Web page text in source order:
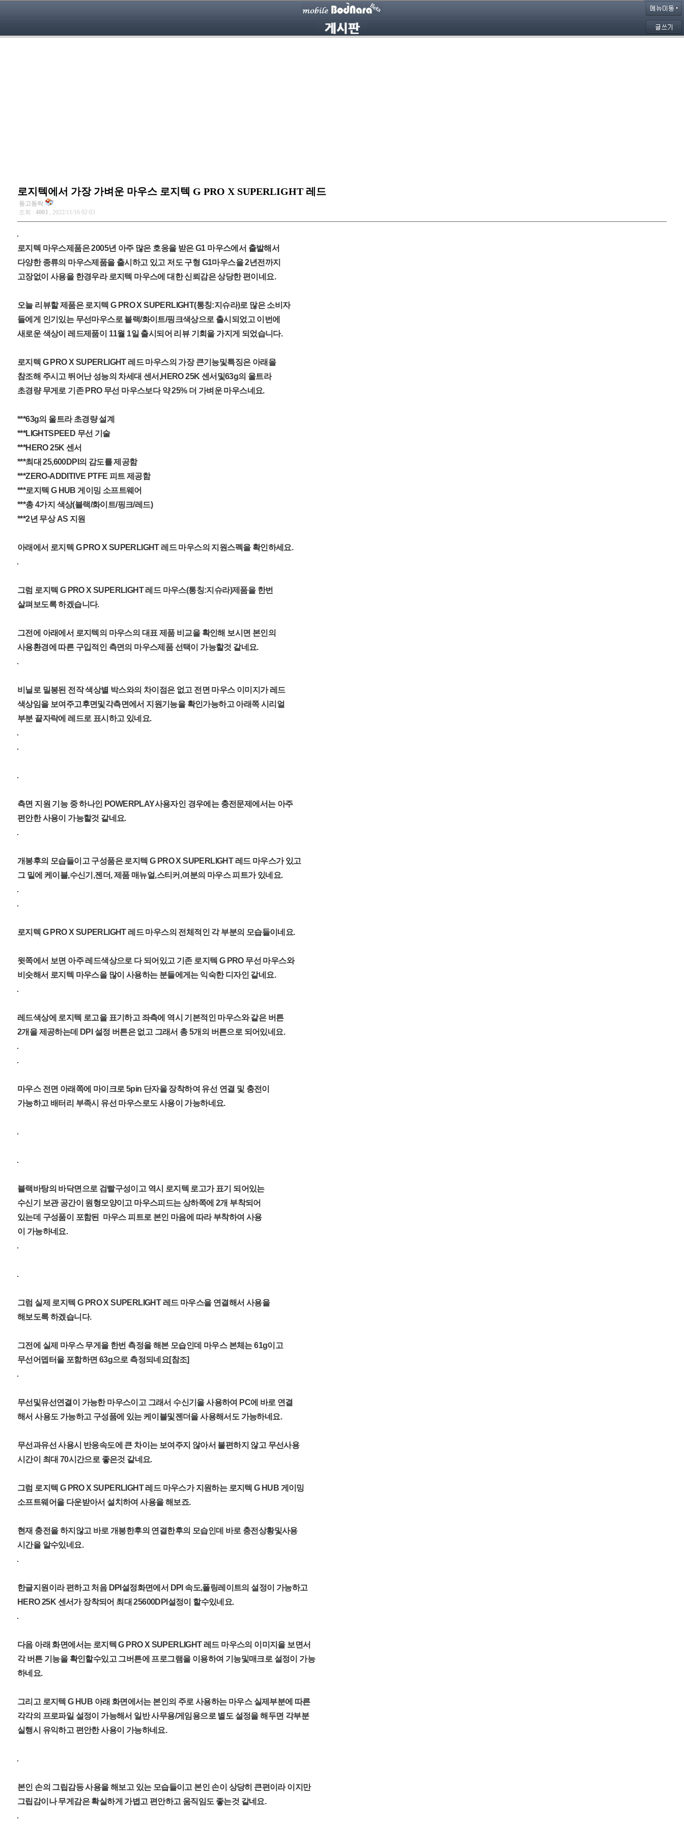
로지텍에서 가장 가벼운 마우스 로지텍 G PRO X SUPERLIGHT 레드
동고동락
조회 : 4003 , 2022/11/16 02:03
로지텍 마우스제품은 2005년 아주 많은 호응을 받은 G1 마우스에서 출발해서
다양한 종류의 마우스제품을 출시하고 있고 저도 구형 G1마우스을 2년전까지
고장없이 사용을 한경우라 로지텍 마우스에 대한 신뢰감은 상당한 편이네요.
오늘 리뷰할 제품은 로지텍 G PRO X SUPERLIGHT(통칭:지슈라)로 많은 소비자
들에게 인기있는 무선마우스로 블랙/화이트/핑크색상으로 출시되었고 이번에
새로운 색상이 레드제품이 11월 1일 출시되어 리뷰 기회을 가지게 되었습니다.
로지텍 G PRO X SUPERLIGHT 레드 마우스의 가장 큰기능및특징은 아래을
참조해 주시고 뛰어난 성능의 차세대 센서,HERO 25K 센서및63g의 울트라
초경량 무게로 기존 PRO 무선 마우스보다 약 25% 더 가벼운 마우스네요.
***63g의 울트라 초경량 설계
***LIGHTSPEED 무선 기술
***HERO 25K 센서
***최대 25,600DPI의 감도를 제공함
***ZERO-ADDITIVE PTFE 피트 제공함
***로지텍 G HUB 게이밍 소프트웨어
***총 4가지 색상(블랙/화이트/핑크/레드)
***2년 무상 AS 지원
아래에서 로지텍 G PRO X SUPERLIGHT 레드 마우스의 지원스펙을 확인하세요.
그럼 로지텍 G PRO X SUPERLIGHT 레드 마우스(통칭:지슈라)제품을 한번
살펴보도록 하겠습니다.
그전에 아래에서 로지텍의 마우스의 대표 제품 비교을 확인해 보시면 본인의
사용환경에 따른 구입적인 측면의 마우스제품 선택이 가능할것 같네요.
비닐로 밀봉된 전작 색상별 박스와의 차이점은 없고 전면 마우스 이미지가 레드
색상임을 보여주고후면및각측면에서 지원기능을 확인가능하고 아래쪽 시리얼
부분 끝자락에 레드로 표시하고 있네요.
측면 지원 기능 중 하나인 POWERPLAY사용자인 경우에는 충전문제에서는 아주
편안한 사용이 가능할것 같네요.
개봉후의 모습들이고 구성품은 로지텍 G PRO X SUPERLIGHT 레드 마우스가 있고
그 밑에 케이블,수신기,젠더, 제품 매뉴얼,스티커,여분의 마우스 피트가 있네요.
로지텍 G PRO X SUPERLIGHT 레드 마우스의 전체적인 각 부분의 모습들이네요.
윗쪽에서 보면 아주 레드색상으로 다 되어있고 기존 로지텍 G PRO 무선 마우스와
비숫해서 로지텍 마우스을 많이 사용하는 분들에게는 익숙한 디자인 같네요.
레드색상에 로지텍 로고을 표기하고 좌측에 역시 기본적인 마우스와 같은 버튼
2개을 제공하는데 DPI 설정 버튼은 없고 그래서 총 5개의 버튼으로 되어있네요.
마우스 전면 아래쪽에 마이크로 5pin 단자을 장착하여 유선 연결 및 충전이
가능하고 배터리 부족시 유선 마우스로도 사용이 가능하네요.
블랙바탕의 바닥면으로 검빨구성이고 역시 로지텍 로고가 표기 되어있는
수신기 보관 공간이 원형모양이고 마우스피드는 상하쪽에 2개 부착되어
있는데 구성품이 포함된 마우스 피트로 본인 마음에 따라 부착하여 사용
이 가능하네요.
그럼 실제 로지텍 G PRO X SUPERLIGHT 레드 마우스을 연결해서 사용을
해보도록 하겠습니다.
그전에 실제 마우스 무게을 한번 측정을 해본 모습인데 마우스 본체는 61g이고
무선어뎁터을 포함하면 63g으로 측정되네요[참조]
무선및유선연결이 가능한 마우스이고 그래서 수신기을 사용하여 PC에 바로 연결
해서 사용도 가능하고 구성품에 있는 케이블및젠더을 사용해서도 가능하네요.
무선과유선 사용시 반응속도에 큰 차이는 보여주지 않아서 불편하지 않고 무선사용
시간이 최대 70시간으로 좋은것 같네요.
그럼 로지텍 G PRO X SUPERLIGHT 레드 마우스가 지원하는 로지텍 G HUB 게이밍
소프트웨어을 다운받아서 설치하여 사용을 해보죠.
현재 충전을 하지않고 바로 개봉한후의 연결한후의 모습인데 바로 충전상황및사용
시간을 알수있네요.
한글지원이라 편하고 처음 DPI설정화면에서 DPI 속도,폴링레이트의 설정이 가능하고
HERO 25K 센서가 장착되어 최대 25600DPI설정이 할수있네요.
다음 아래 화면에서는 로지텍 G PRO X SUPERLIGHT 레드 마우스의 이미지을 보면서
각 버튼 기능을 확인할수있고 그버튼에 프로그램을 이용하여 기능및매크로 설정이 가능
하네요.
그리고 로지텍 G HUB 아래 화면에서는 본인의 주로 사용하는 마우스 실제부분에 따른
각각의 프로파일 설정이 가능해서 일반 사무용/게임용으로 별도 설정을 해두면 각부분
실행시 유익하고 편안한 사용이 가능하네요.
본인 손의 그립감등 사용을 해보고 있는 모습들이고 본인 손이 상당히 큰편이라 이지만
그립감이나 무게감은 확실하게 가볍고 편안하고 움직임도 좋는것 같네요.